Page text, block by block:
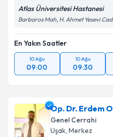
Atlas Üniversitesi Hastanesi
Barbaros Mah, H. Ahmet Yesevi
En Yakın Saatler
10 Ağu
09:00
10 Ağu
09:30
Op. Dr. Erdem
Genel Cerrahi
Uşak, Merkez